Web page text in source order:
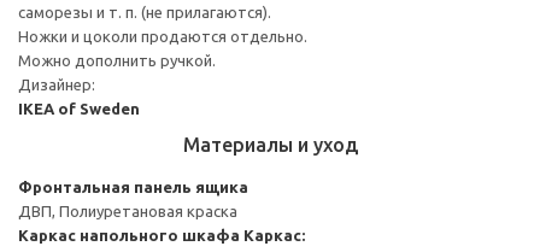
саморезы и т. п. (не прилагаются).
Ножки и цоколи продаются отдельно.
Можно дополнить ручкой.
Дизайнер:
IKEA of Sweden
Материалы и уход
Фронтальная панель ящика
ДВП, Полиуретановая краска
Каркас напольного шкафа Каркас: